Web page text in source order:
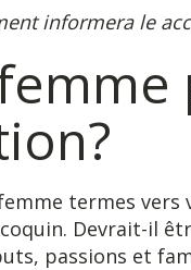
informera le
termes vers
Devrait-il
passions et